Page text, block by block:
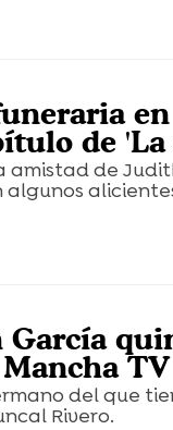
de 'La
amistad de
García
TV
del que
Rivero.